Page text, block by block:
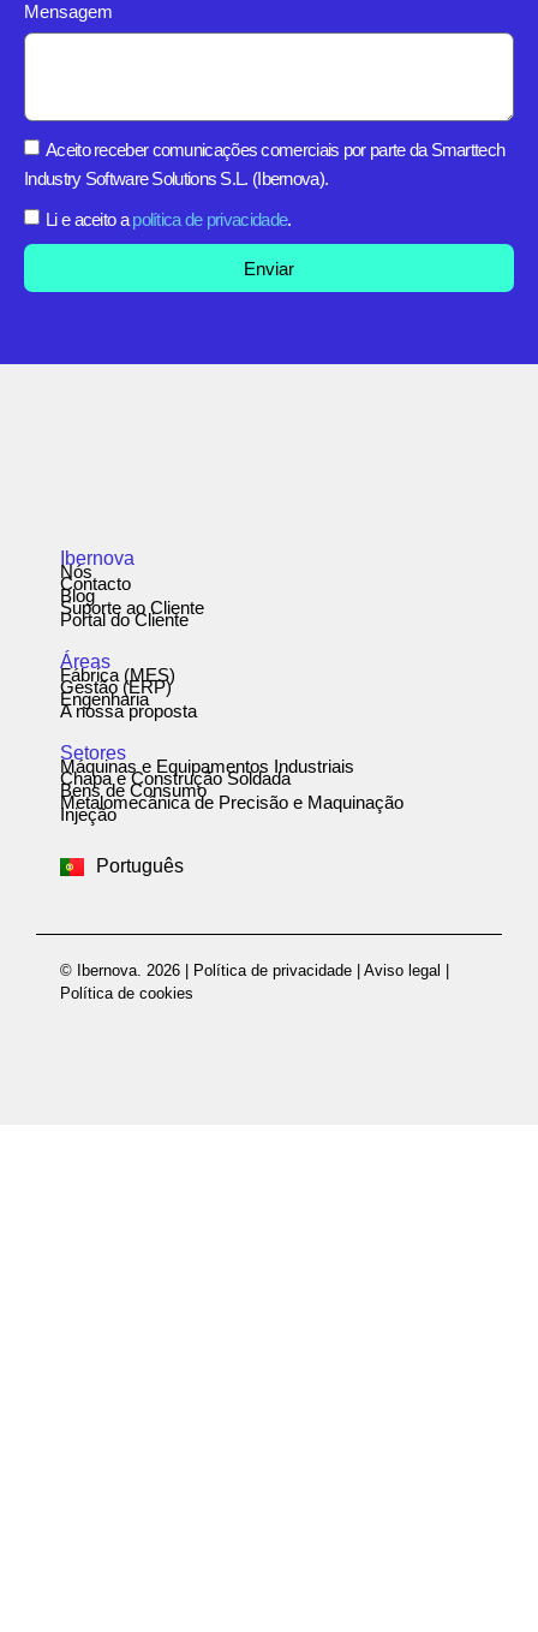
Mensagem
Aceito receber comunicações comerciais por parte da Smarttech
Industry Software Solutions S.L. (Ibernova).
Li e aceito apolítica de privacidade.
Enviar
Ibernova
Nós
Contacto
Blog
Suporte ao Cliente
Portal do Cliente
Áreas
Fábrica (MES)
Gestão (ERP)
Engenharia
A nossa proposta
Setores
Máquinas e Equipamentos Industriais
Chapa e Construção Soldada
Bens de Consumo
Metalomecânica de Precisão e Maquinação
Injeção
Português
Español
Deutsch
© Ibernova. 2026 | Política de privacidade Aviso legal
Política de cookies